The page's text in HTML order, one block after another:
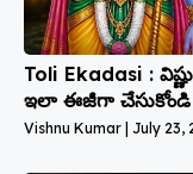
Toli Ekadasi :
ఇలా ఈజీగా చేసుకోండి
Vishnu Kumar July 23,